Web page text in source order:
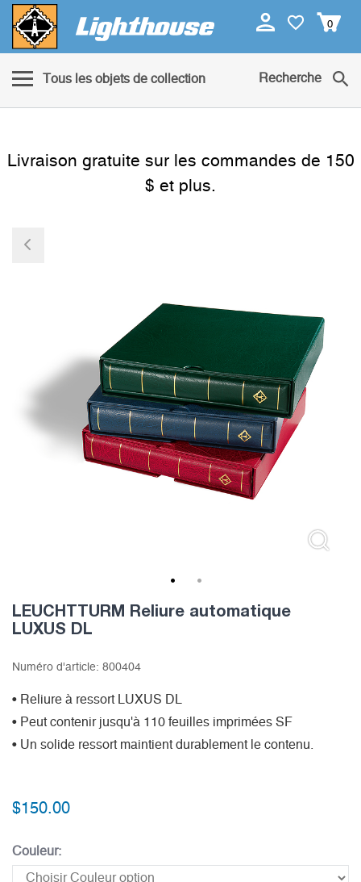
0
Tous les objets de collection Recherche
Livraison gratuite sur les commandes de 150
$ et plus.
LEUCHTTURM Reliure automatique
LUXUS DL
Numéro d'article: 800404
• Reliure à ressort LUXUS DL
• Peut contenir jusqu'à 110 feuilles imprimées SF
• Un solide ressort maintient durablement le contenu.
$150.00
Couleur: